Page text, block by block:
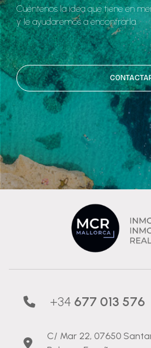
Cuéntenos la idea que tiene en
y le ayudaremos a encontrarla.
+34 677 013 576
C/ Mar 22, 07650